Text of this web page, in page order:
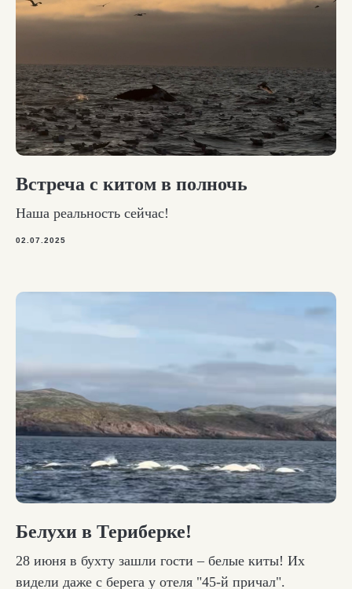
Встреча с китом в полночь
Наша реальность сейчас!
02.07.2025
Белухи в Териберке!
28 июня в бухту зашли гости – белые киты! Их
видели даже с берега у отеля "45-й причал".